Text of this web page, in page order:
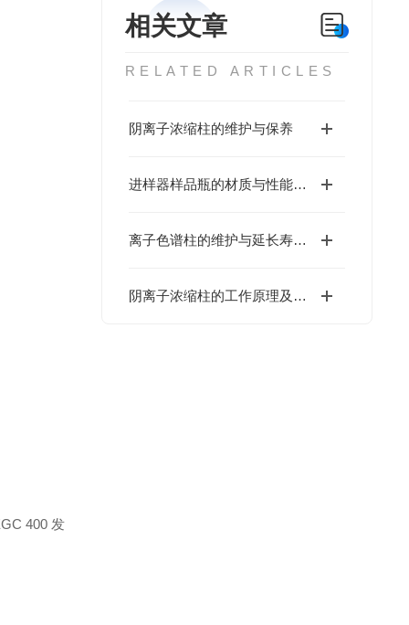
相关文章
RELATED ARTICLES
阴离子浓缩柱的维护与保养
进样器样品瓶的材质与性能分析
离子色谱柱的维护与延长寿命技巧
阴离子浓缩柱的工作原理及其在样品前处理中的应用
400 发